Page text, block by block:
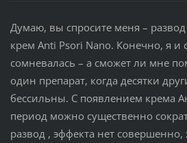
Думаю, вы спросите меня –
крем Anti Psori Nano. Конечно, я и
сомневалась – а сможет ли мне
один препарат, когда десятки
бессильны. С появлением крема
период можно существенно
развод , эффекта нет совершенно,